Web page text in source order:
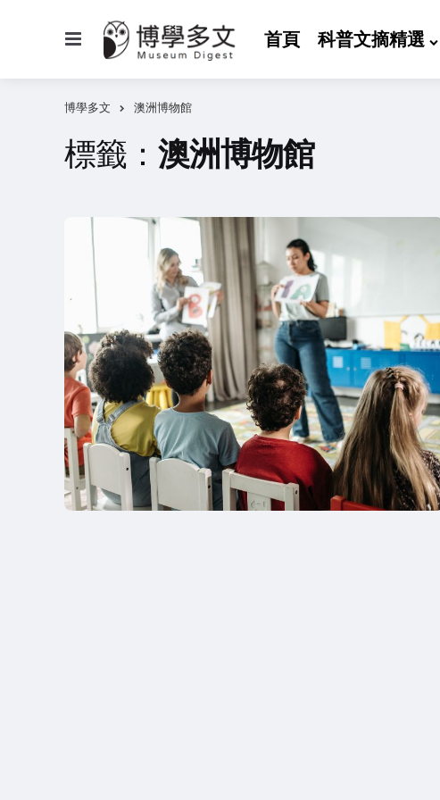
首頁 科普文摘精選
博學多文 澳洲博物館
標籤： 澳洲博物館